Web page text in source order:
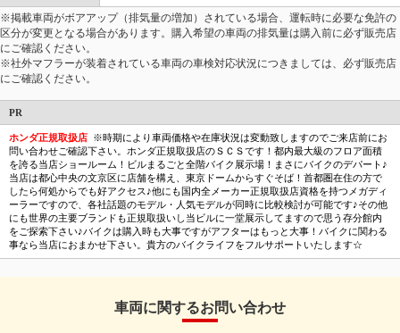
※掲載車両がボアアップ（排気量の増加）されている場合、運転時に必要な免許の
区分が変更となる場合があります。購入希望の車両の排気量は購入前に必ず販売店
にご確認ください。
※社外マフラーが装着されている車両の車検対応状況につきましては、必ず販売店
にご確認ください。
PR
ホンダ正規取扱店 ※時期により車両価格や在庫状況は変動致しますのでご来店前にお
問い合わせご確認下さい。ホンダ正規取扱店のＳＣＳです！都内最大級のフロア面積
を誇る当店ショールーム！ビルまるごと全階バイク展示場！まさにバイクのデパート♪
当店は都心中央の文京区に店舗を構え、東京ドームからすぐそば！首都圏在住の方で
したら何処からでも好アクセス♪他にも国内全メーカー正規取扱店資格を持つメガディ
ーラーですので、各社話題のモデル・人気モデルが同時に比較検討が可能です♪その他
にも世界の主要ブランドも正規取扱いし当ビルに一堂展示してますので思う存分館内
をご探索下さい♪バイクは購入時も大事ですがアフターはもっと大事！バイクに関わる
事なら当店におまかせ下さい。貴方のバイクライフをフルサポートいたします☆
車両に関するお問い合わせ